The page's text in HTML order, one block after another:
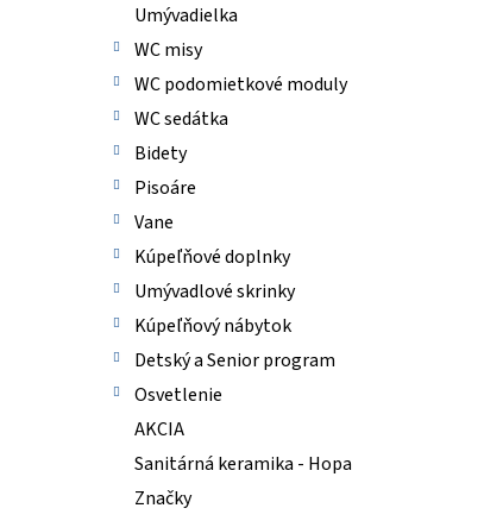
Umývadielka
WC misy
WC podomietkové moduly
WC sedátka
Bidety
Pisoáre
Vane
Kúpeľňové doplnky
Umývadlové skrinky
Kúpeľňový nábytok
Detský a Senior program
Osvetlenie
AKCIA
Sanitárná keramika - Hopa
Značky